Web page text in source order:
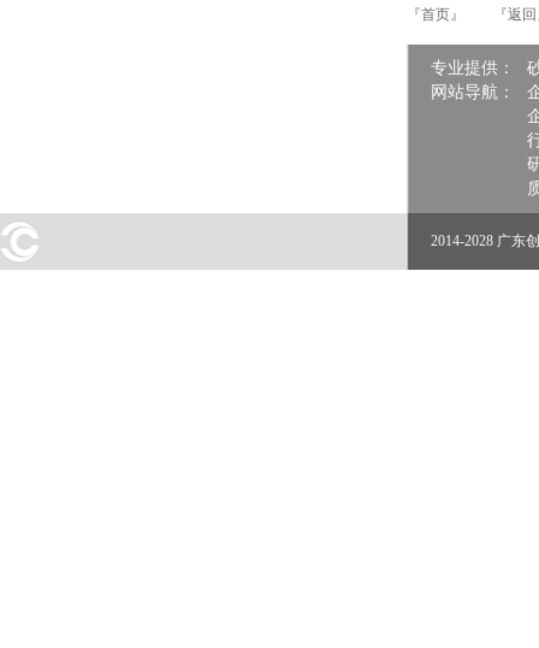
『首页』
『返
专业提供：
网站导航：
2014-2028 广东